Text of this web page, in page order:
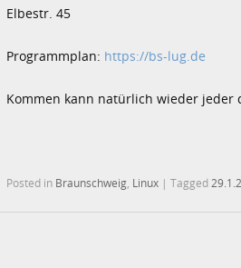
Elbestr. 45
Programmplan: https://bs-lug.de
Kommen kann natürlich wieder
Posted in Braunschweig, Linux | Tagged